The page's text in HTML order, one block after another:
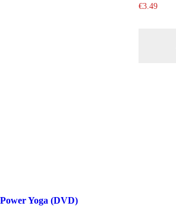
€3.49
Power Yoga (DVD)